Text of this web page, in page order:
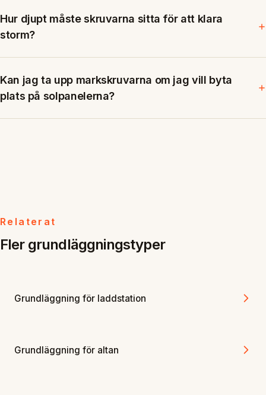
Hur djupt måste skruvarna sitta för att klara
storm?
Kan jag ta upp markskruvarna om jag vill byta
plats på solpanelerna?
Relaterat
Fler grundläggningstyper
Grundläggning för laddstation
Grundläggning för altan